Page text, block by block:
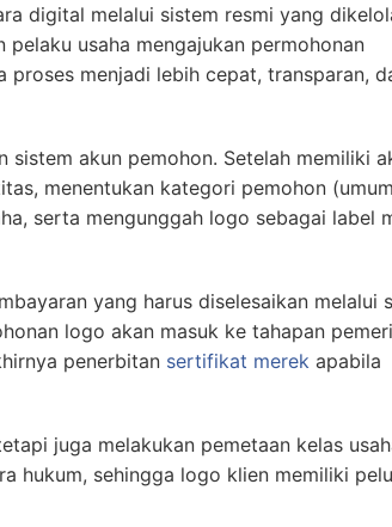
digital melalui sistem resmi yang
usaha mengajukan permohonan
menjadi lebih cepat, transparan,
akun pemohon. Setelah memiliki
menentukan kategori pemohon
serta mengunggah logo sebagai label
yang harus diselesaikan melalui
logo akan masuk ke tahapan
penerbitan sertifikat merek apabila
juga melakukan pemetaan kelas
hukum, sehingga logo klien memiliki